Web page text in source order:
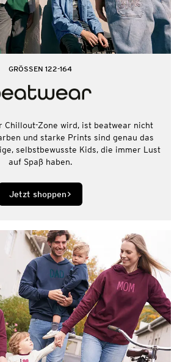
GRÖSSEN 122-164
Chillout-Zone wird, ist beatwear nicht
und starke Prints sind genau das
selbstbewusste Kids, die immer Lust
auf Spaß haben.
Jetzt shoppen